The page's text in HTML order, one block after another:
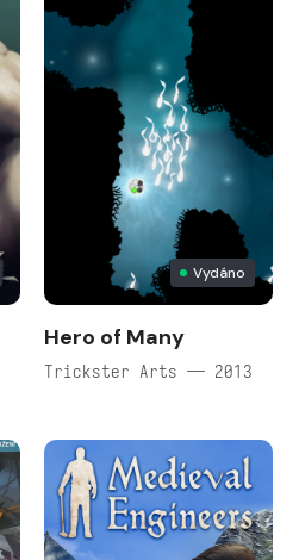
Vydáno
Hero of Many
Trickster Arts — 2013